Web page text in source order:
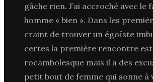
gâche rien. J’ai accroché avec le
homme « bien ». Dans les
craint de trouver un égoïste
certes la première rencontre est
rocambolesque mais il a des
petit bout de femme qui sonne